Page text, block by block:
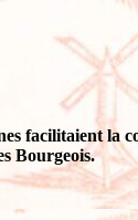
facilitaient
Bourgeois.